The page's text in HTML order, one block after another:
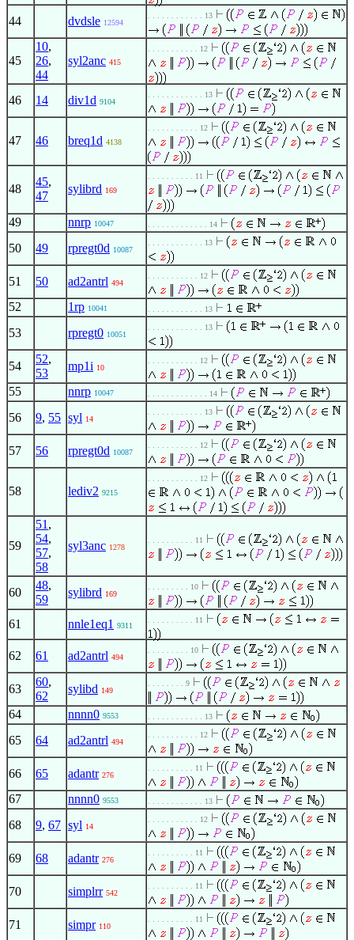
44 dvdsle 12594
. . . . . . . . . . . . 13
45
10,
26,
44
syl2anc 415
. . . . . . . . . . . 12
46 14 div1d 9104
. . . . . . . . . . . . 13
47 46 breq1d 4138
. . . . . . . . . . . 12
48
45,
47
sylibrd 169
. . . . . . . . . . 11
49 nnrp 10047 . . . . . . . . . . . . . 14
50 49 rpregt0d 10087
. . . . . . . . . . . . 13
51 50 ad2antrl 494
. . . . . . . . . . . 12
52 1rp 10041 . . . . . . . . . . . . 13
53 rpregt0 10051
. . . . . . . . . . . . 13
54
52,
53
mp1i 10
. . . . . . . . . . . 12
55 nnrp 10047 . . . . . . . . . . . . . 14
56 9, 55 syl 14
. . . . . . . . . . . . 13
57 56 rpregt0d 10087
. . . . . . . . . . . 12
58 lediv2 9215
. . . . . . . . . . . 12
59
51 ,
54,
57,
58
syl3anc 1278
. . . . . . . . . . 11
60
48,
59
sylibrd 169
. . . . . . . . . 10
61 nnle1eq1 9311
. . . . . . . . . . 11
62 61 ad2antrl 494
. . . . . . . . . 10
63
60,
62
sylibd 149
. . . . . . . . 9
64 nnnn0 9553 . . . . . . . . . . . . 13
65 64 ad2antrl 494
. . . . . . . . . . . 12
66 65 adantr 276
. . . . . . . . . . 11
67 nnnn0 9553 . . . . . . . . . . . . 13
68 9, 67 syl 14
. . . . . . . . . . . 12
69 68 adantr 276
. . . . . . . . . . 11
70 simplrr 542
. . . . . . . . . . 11
71 simpr 110
. . . . . . . . . . 11